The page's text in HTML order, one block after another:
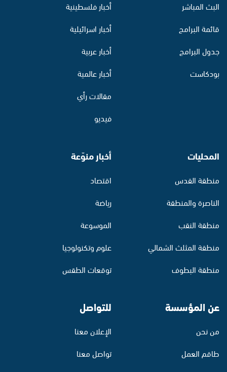
البث المباشر
قائمة البرامج
جدول البرامج
بودكاست
أخبار فلسطينية
أخبار اسرائيلية
أخبار عربية
أخبار عالمية
مقالات رأي
فيديو
المحليات
منطقة القدس
الناصرة والمنطقة
منطقة النقب
منطقة المثلث الشمالي
منطقة البطوف
أخبار منوّعة
اقتصاد
رياضة
الموسوعة
علوم وتكنولوجيا
توقعات الطقس
عن المؤسسة
من نحن
طاقم العمل
للتواصل
الإعلان معنا
تواصل معنا